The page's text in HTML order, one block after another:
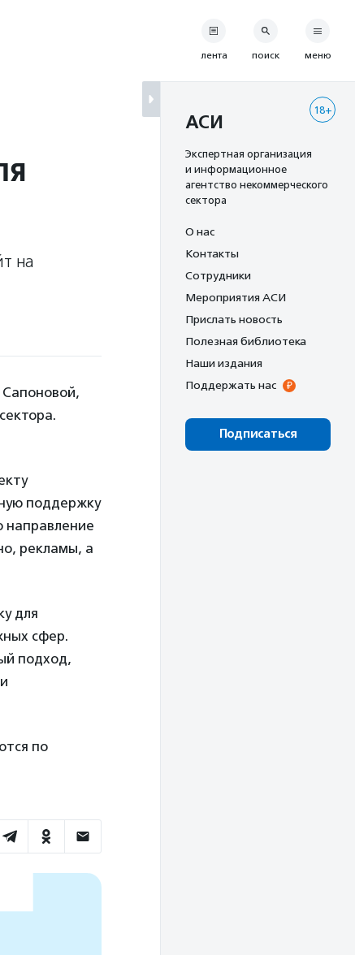
на
поддержку
направление
рекламы, а
для
сфер.
подход,
по
лента поиск меню
18+
АСИ
Экспертная организация
и информационное
агентство некоммерческого
сектора
О нас
Контакты
Сотрудники
Мероприятия АСИ
Прислать новость
Полезная библиотека
Наши издания
Поддержать нас
Подписаться